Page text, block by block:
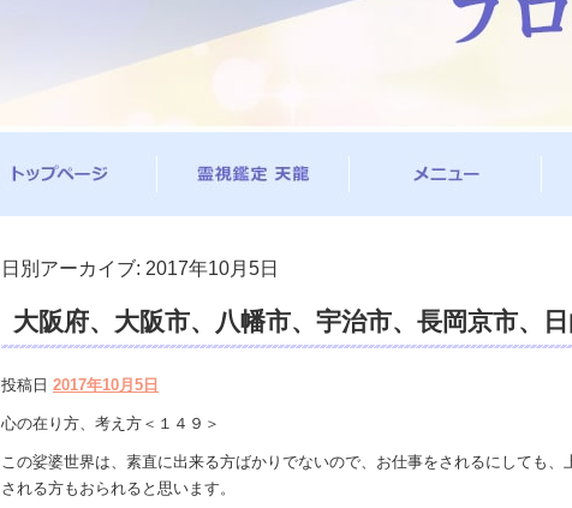
日別アーカイブ: 2017年10月5日
大阪府、大阪市、八幡市、宇治市、長岡京市、
投稿日 2017年10月5日
心の在り方、考え方＜１４９＞
この娑婆世界は、素直に出来る方ばかりでないので、お仕事をされるにしても、
される方もおられると思います。